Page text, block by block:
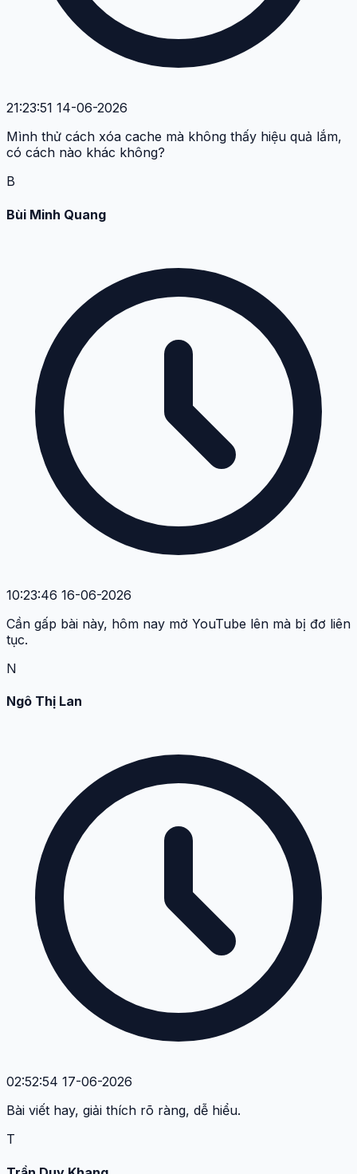
21:23:51 14-06-2026
Mình thử cách xóa cache mà không thấy hiệu quả lắm,
có cách nào khác không?
B
Bùi Minh Quang
10:23:46 16-06-2026
Cần gấp bài này, hôm nay mở YouTube lên mà bị đơ liên
tục.
N
Ngô Thị Lan
02:52:54 17-06-2026
Bài viết hay, giải thích rõ ràng, dễ hiểu.
T